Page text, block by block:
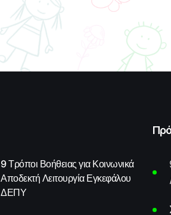
9 Τρόποι Βοήθειας για Κοινωνικά
Αποδεκτή Λειτουργία Εγκεφάλου
ΔΕΠΥ